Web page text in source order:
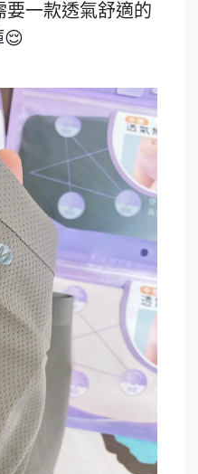
要一款透氣舒適的
😌